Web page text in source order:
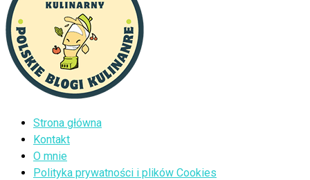
Strona główna
Kontakt
O mnie
Polityka prywatności i plików Cookies